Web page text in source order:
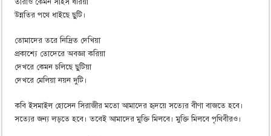
তারাও কেমন সাহস ধরিয়া
উন্নতির পথে ধাইছে ছুটি।
তোমাদের তরে নিদ্রিত দেখিয়া
প্রকাশ্যে তোদেরে অবজ্ঞা করিয়া
দেখরে কেমন চলিছে ছুটিয়া
দেখরে মেলিয়া নয়ন দুটি।
কবি ইসমাইল হোসেন সিরাজীর মতো আমাদের হৃদয়ে সত্যের বীণা বাজতে হবে।
সত্যের জন্য লড়তে হবে। তবেই আমাদের মুক্তি মিলবে। মুক্তি মিলবে পৃথিবীরও।